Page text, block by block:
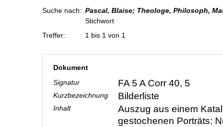
Suche nach: Pascal, Blaise; Theologe, Philosoph,
Stichwort
Treffer:
1 bis 1 von 1
Dokument
Signatur
FA 5 A Corr 40, 5
Kurzbezeichnung Bilderliste
Inhalt
Auszug aus einem
gestochenen Porträts: